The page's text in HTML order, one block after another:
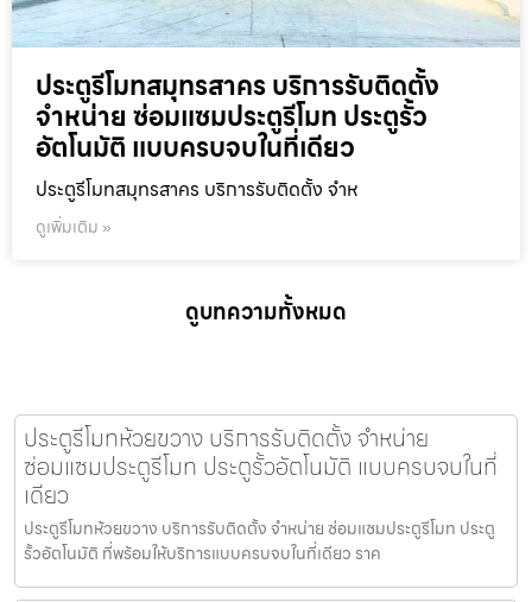
ประตูรีโมทสมุทรสาคร บริการรับติดตั้ง
จำหน่าย ซ่อมแซมประตูรีโมท ประตูรั้ว
อัตโนมัติ แบบครบจบในที่เดียว
ประตูรีโมทสมุทรสาคร บริการรับติดตั้ง จำห
ดูเพิ่มเติม »
ดูบทความทั้งหมด
ประตูรีโมทห้วยขวาง บริการรับติดตั้ง จำหน่าย
ซ่อมแซมประตูรีโมท ประตูรั้วอัตโนมัติ แบบครบจบในที่
เดียว
ประตูรีโมทห้วยขวาง บริการรับติดตั้ง จำหน่าย ซ่อมแซมประตูรีโมท ประตู
รั้วอัตโนมัติ ที่พร้อมให้บริการแบบครบจบในที่เดียว ราค